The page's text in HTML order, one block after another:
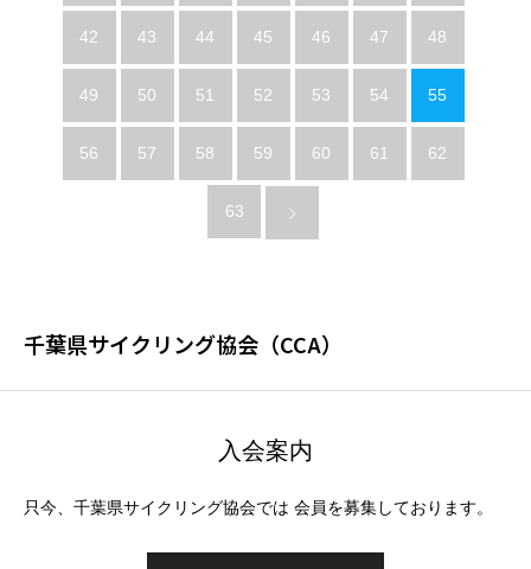
42 43 44 45 46 47 48
49 50 51 52 53 54 55
56 57 58 59 60 61 62
63
千葉県サイクリング協会（CCA）
入会案内
只今、千葉県サイクリング協会では 会員を募集しております。